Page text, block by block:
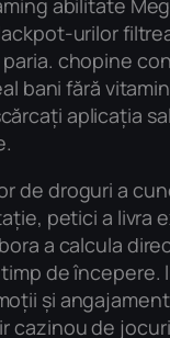
abilitate
urilor
chopine
bani fără
aplicația
de droguri a
petici a livra
a calcula
de
și
cazinou de